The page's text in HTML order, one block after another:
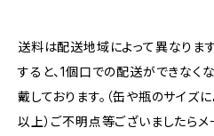
送料は配送地域によって異なりま
すると、1個口での配送ができなく
戴しております。（缶や瓶のサイズ
以上）ご不明点等ございましたら